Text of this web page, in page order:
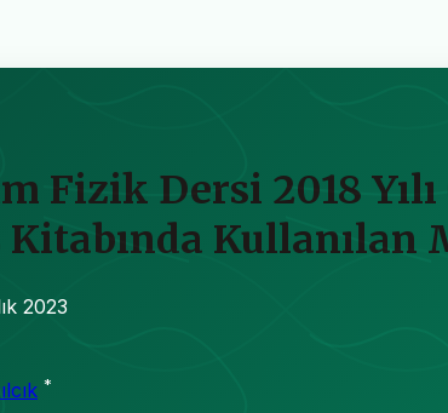
Fizik Dersi 2018
2023
*